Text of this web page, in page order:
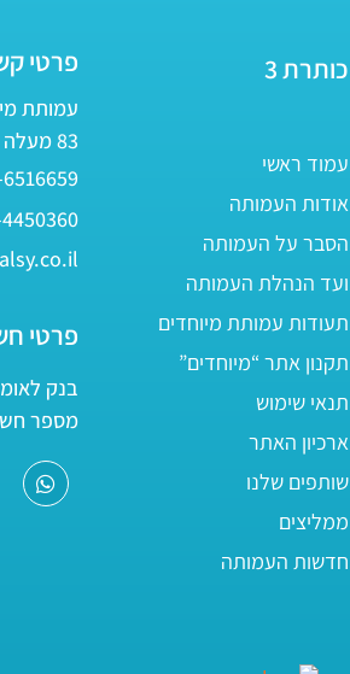
כותרת 3
עמוד ראשי
אודות העמותה
הסבר על העמותה
ועד הנהלת העמותה
תעודות עמותת מיוחדים
תקנון אתר “מיוחדים”
תנאי שימוש
ארכיון האתר
שותפים שלנו
ממליצים
חדשות העמותה
פרטי
עמותת
83 מעלה אדומים
פרטי
בנק
מספר חשבון